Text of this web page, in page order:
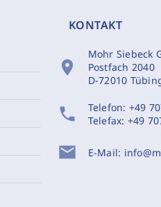
KONTAKT
location_on
Mohr Siebeck
Postfach 2040
D-72010
phone Telefon: +49
Telefax: +49
mail E-Mail: